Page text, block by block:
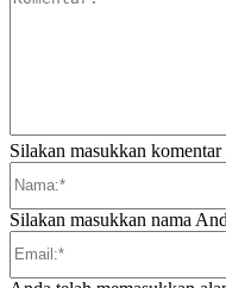
Silakan masukkan komentar
Silakan masukkan nama